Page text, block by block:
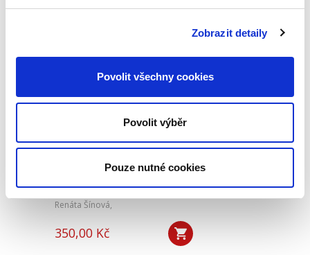
Zobrazit detaily
Povolit všechny cookies
Povolit výběr
Pouze nutné cookies
Deset let účinnosti
zákoníku
Renáta Šínová,
350,00 Kč